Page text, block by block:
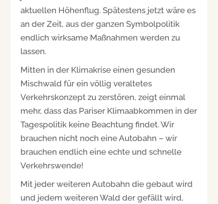
aktuellen Höhenflug. Spätestens jetzt wäre es
an der Zeit, aus der ganzen Symbolpolitik
endlich wirksame Maßnahmen werden zu
lassen.
Mitten in der Klimakrise einen gesunden
Mischwald für ein völlig veraltetes
Verkehrskonzept zu zerstören, zeigt einmal
mehr, dass das Pariser Klimaabkommen in der
Tagespolitik keine Beachtung findet. Wir
brauchen nicht noch eine Autobahn – wir
brauchen endlich eine echte und schnelle
Verkehrswende!
Mit jeder weiteren Autobahn die gebaut wird
und jedem weiteren Wald der gefällt wird,